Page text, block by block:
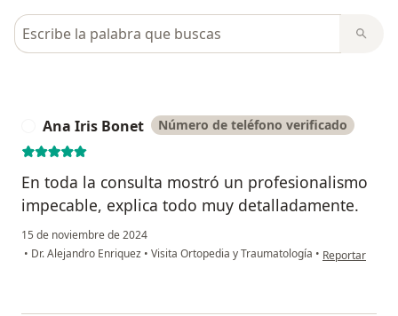
Busca en opiniones
Ana Iris Bonet Número de teléfono verificado
En toda la consulta mostró un profesionalismo
impecable, explica todo muy detalladamente.
15 de noviembre de 2024
• Dr. Alejandro Enriquez • Visita Ortopedia y Traumatología • en opinión del
Reportar